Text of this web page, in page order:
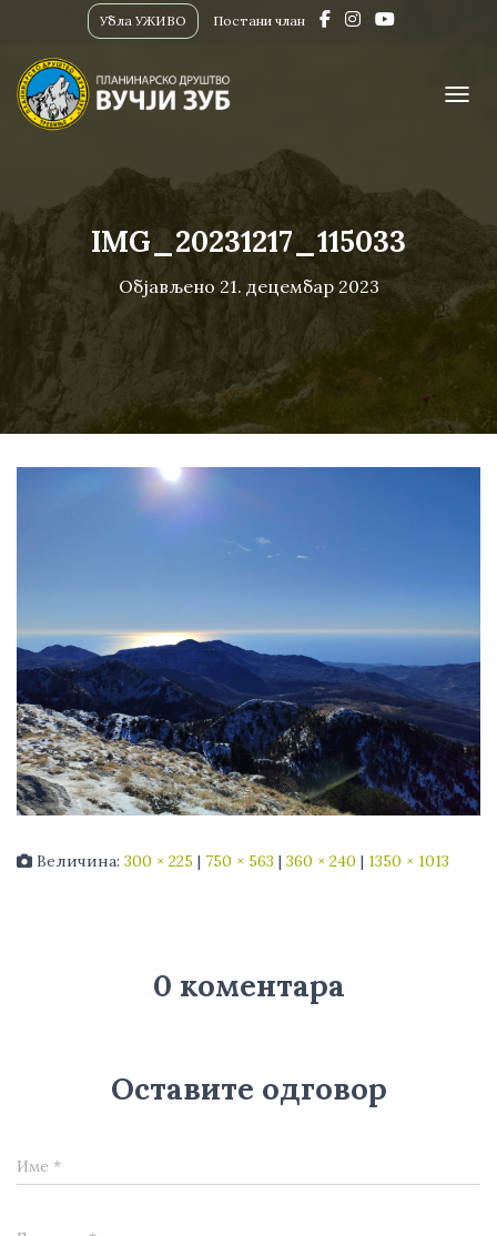
Убла УЖИВО Постани члан
IMG_20231217_115033
Објављено 21. децембар 2023
Величина: 300 × 225 | 750 × 563 | 360 × 240 | 1350 × 1013
0 коментара
Оставите одговор
Име *